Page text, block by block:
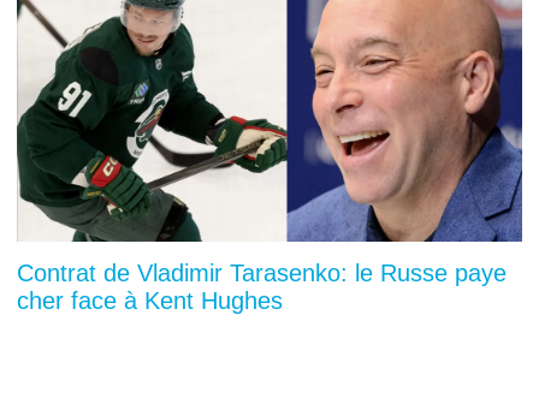
Contrat de Vladimir Tarasenko: le Russe paye
cher face à Kent Hughes